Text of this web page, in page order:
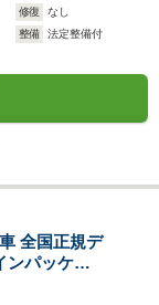
RR
修復
なし
整備
法定整備付
全国正規デ
ンパッケー
フルセグ